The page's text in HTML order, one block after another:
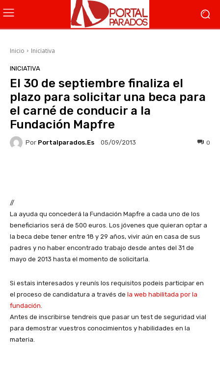
Inicio Iniciativa
INICIATIVA
El 30 de septiembre finaliza el
plazo para solicitar una beca para
el carné de conducir a la
Fundación Mapfre
Por Portalparados.es 05/09/2013 0
//
La ayuda qu concederá la Fundación Mapfre a cada uno de los
beneficiarios será de 500 euros. Los jóvenes que quieran optar a
la beca debe tener entre 18 y 29 años, vivir aún en casa de sus
padres y no haber encontrado trabajo desde antes del 31 de
mayo de 2013 hasta el momento de solicitarla.
Si estais interesados y reunís los requisitos podeis participar en
el proceso de candidatura a través de la web habilitada por la
fundación.
Antes de inscribirse tendreis que pasar un test de seguridad vial
para demostrar vuestros conocimientos y habilidades en la
materia.